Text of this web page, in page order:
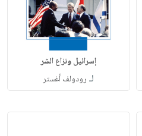
إسرائيل ونزاع الشر
لـ رودولف أغستر